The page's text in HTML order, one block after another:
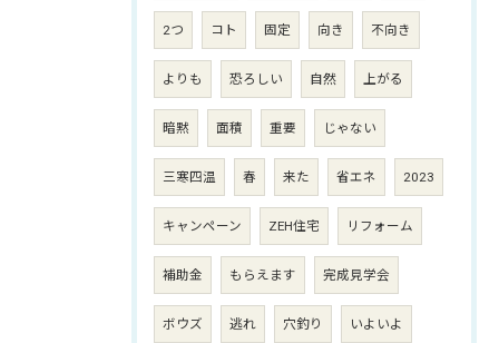
2つ コト 固定 向き 不向き
よりも 恐ろしい 自然 上がる
暗黙 面積 重要 じゃない
三寒四温 春 来た 省エネ 2023
キャンペーン ZEH住宅 リフォーム
補助金 もらえます 完成見学会
ボウズ 逃れ 穴釣り いよいよ